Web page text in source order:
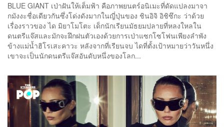
BLUE GIANT เป่าฝันให้เต็มฟ้า คือภาพยนตร์อนิเมะที่ดัดแปลงมาจา
กมังงะชื่อเดียวกันซึ่งโด่งดังมากในญี่ปุ่นของ ชินอิจิ อิชิซึกะ ว่าด้วย
เรื่องราวของ ได มิยาโมโตะ เด็กนักเรียนมัธยมปลายที่หลงใหลใน
ดนตรีแจ๊สและมักจะฝึกฝนตัวเองด้วยการเป่าแซกโซโฟนเพียงลำพัง
ข้างแม่น้ำฮิโรเสะคาวะ หลังจากที่เรียนจบ ไดที่ตั้งเป้าหมายว่าวันหนึ่ง
เขาจะเป็นนักดนตรีแจ๊สอันดับหนึ่งของโลก...